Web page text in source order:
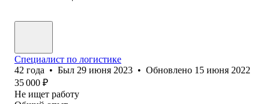
Специалист по логистике
42 года • Был 29 июня 2023 • Обновлено 15 июня 2022
35 000 ₽
Не ищет работу